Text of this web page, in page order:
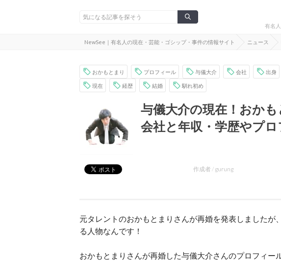
有名
NewSee｜有名人の現在・芸能・ゴシップ・事件の情報サイト ニュース
おかもとまり プロフィール 与儀大介 会社 出身
現在 経歴 結婚 馴れ初め
与儀大介の現在！おか
会社と年収・学歴やプ
作成者 / gurung
元タレントのおかもとまりさんが再婚を発表しましたが
る人物なんです！
おかもとまりさんが再婚した与儀大介さんのプロフィー